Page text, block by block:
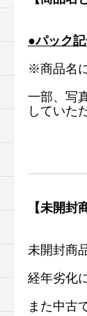
●パック
※商品名
一部、写
していた
【未開封
未開封商
経年劣化
また中古